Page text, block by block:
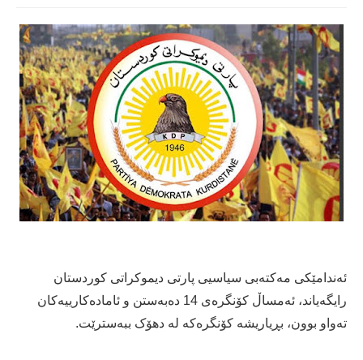
ئەندامێکی مەکتەبی سیاسیی پارتی دیموکراتی کوردستان
رایگەیاند، ئەمساڵ کۆنگرەی 14 دەبەستن و ئامادەکارییەکان
تەواو بوون، بڕیاریشە کۆنگرەکە لە دهۆک ببەسترێت.